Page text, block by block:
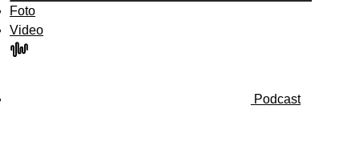
Foto
Video
Podcast